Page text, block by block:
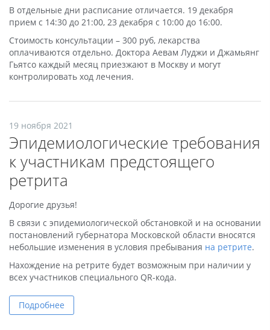
В отдельные дни расписание отличается. 19 декабря
прием с 14:30 до 21:00, 23 декабря с 10:00 до 16:00.
Стоимость консультации – 300 руб, лекарства
оплачиваются отдельно. Доктора Аевам Луджи и Джамьянг
Гьятсо каждый месяц приезжают в Москву и могут
контролировать ход лечения.
19 ноября 2021
Эпидемиологические требования
к участникам предстоящего
ретрита
Дорогие друзья!
В связи с эпидемиологической обстановкой и на основании
постановлений губернатора Московской области вносятся
небольшие изменения в условия пребывания на ретрите.
Нахождение на ретрите будет возможным при наличии у
всех участников специального QR-кода.
Подробнее